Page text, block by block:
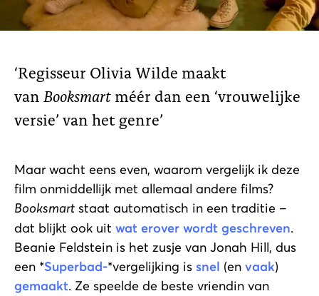
Regisseur Olivia Wilde maakt
van Booksmart méér dan een ‘vrouwelijke
versie’ van het genre
Maar wacht eens even, waarom vergelijk ik deze
film onmiddellijk met allemaal andere films?
Booksmart staat automatisch in een traditie –
dat blijkt ook uit wat erover wordt geschreven.
Beanie Feldstein is het zusje van Jonah Hill, dus
een *Superbad-*vergelijking is snel (en vaak)
gemaakt. Ze speelde de beste vriendin van